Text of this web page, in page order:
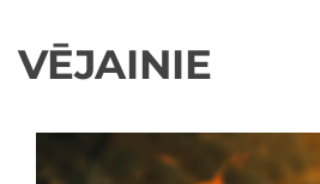
VĒJAINIE